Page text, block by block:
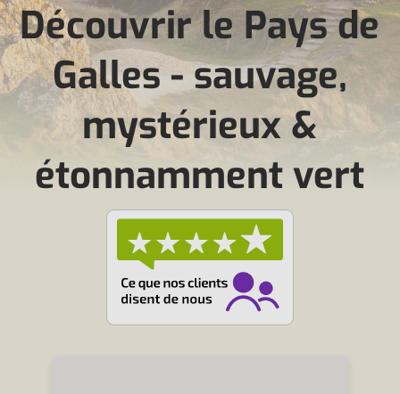
Découvrir le Pays de
Galles - sauvage,
mystérieux &
étonnamment vert